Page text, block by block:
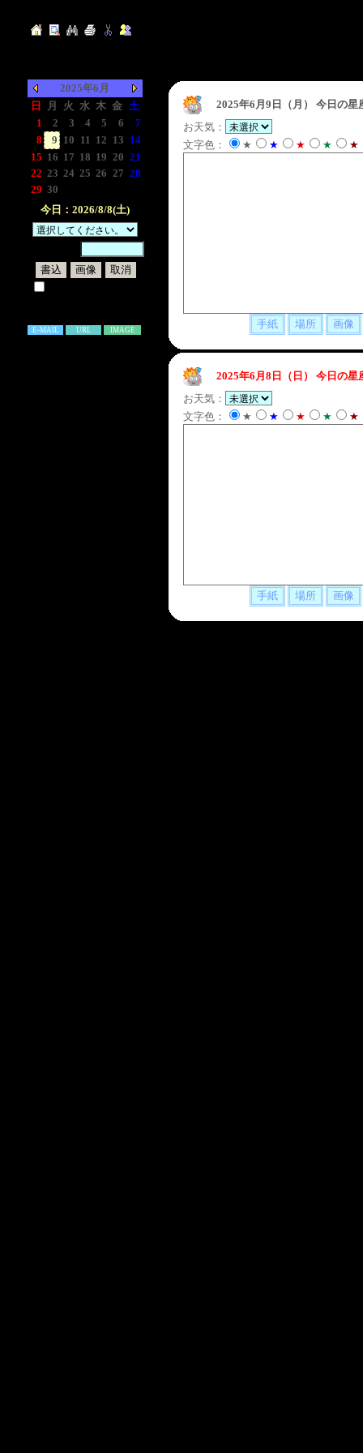
2025年6月
日
月 火 水 木 金 土
1
2 3 4 5 6
7
8
9 10 11 12 13 14
15 16 17 18 19 20 21
22 23 24 25 26 27 28
29 30
今日：2026/8/8(土)
E-MAIL URL IMAGE
2025年6月9日（月）
今日の星
お天気：
文字色：
★ ★ ★ ★ ★
2025年6月8日（日）
今日の星
お天気：
文字色：
★ ★ ★ ★ ★